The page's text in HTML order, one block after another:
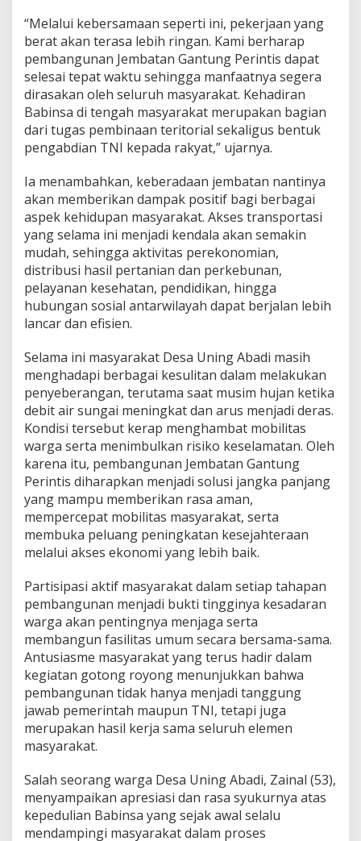
“Melalui kebersamaan seperti ini, pekerjaan yang
berat akan terasa lebih ringan. Kami berharap
pembangunan Jembatan Gantung Perintis dapat
selesai tepat waktu sehingga manfaatnya segera
dirasakan oleh seluruh masyarakat. Kehadiran
Babinsa di tengah masyarakat merupakan bagian
dari tugas pembinaan teritorial sekaligus bentuk
pengabdian TNI kepada rakyat,” ujarnya.
Ia menambahkan, keberadaan jembatan nantinya
akan memberikan dampak positif bagi berbagai
aspek kehidupan masyarakat. Akses transportasi
yang selama ini menjadi kendala akan semakin
mudah, sehingga aktivitas perekonomian,
distribusi hasil pertanian dan perkebunan,
pelayanan kesehatan, pendidikan, hingga
hubungan sosial antarwilayah dapat berjalan lebih
lancar dan efisien.
Selama ini masyarakat Desa Uning Abadi masih
menghadapi berbagai kesulitan dalam melakukan
penyeberangan, terutama saat musim hujan ketika
debit air sungai meningkat dan arus menjadi deras.
Kondisi tersebut kerap menghambat mobilitas
warga serta menimbulkan risiko keselamatan. Oleh
karena itu, pembangunan Jembatan Gantung
Perintis diharapkan menjadi solusi jangka panjang
yang mampu memberikan rasa aman,
mempercepat mobilitas masyarakat, serta
membuka peluang peningkatan kesejahteraan
melalui akses ekonomi yang lebih baik.
Partisipasi aktif masyarakat dalam setiap tahapan
pembangunan menjadi bukti tingginya kesadaran
warga akan pentingnya menjaga serta
membangun fasilitas umum secara bersama-sama.
Antusiasme masyarakat yang terus hadir dalam
kegiatan gotong royong menunjukkan bahwa
pembangunan tidak hanya menjadi tanggung
jawab pemerintah maupun TNI, tetapi juga
merupakan hasil kerja sama seluruh elemen
masyarakat.
Salah seorang warga Desa Uning Abadi, Zainal (53),
menyampaikan apresiasi dan rasa syukurnya atas
kepedulian Babinsa yang sejak awal selalu
mendampingi masyarakat dalam proses